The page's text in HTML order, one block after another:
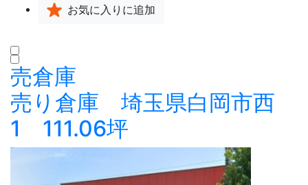
お気に入り に追加
売倉庫
売り倉庫 埼玉県白岡市西
1 111.06坪